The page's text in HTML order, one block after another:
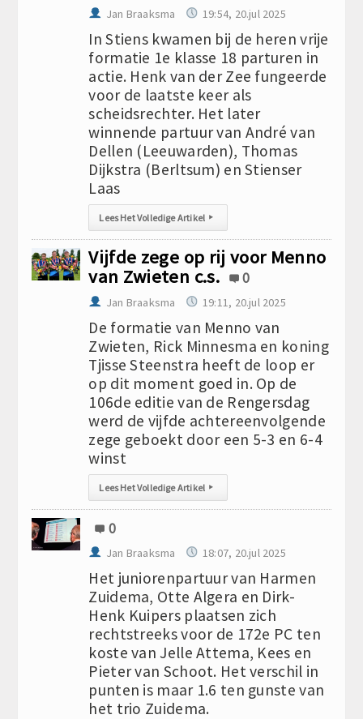
Jan Braaksma 19:54, 20.jul 2025
In Stiens kwamen bij de heren vrije
formatie 1e klasse 18 parturen in
actie. Henk van der Zee fungeerde
voor de laatste keer als
scheidsrechter. Het later
winnende partuur van André van
Dellen (Leeuwarden), Thomas
Dijkstra (Berltsum) en Stienser
Laas
Lees Het Volledige Artikel ▸
Vijfde zege op rij voor Menno
van Zwieten c.s.
0
Jan Braaksma 19:11, 20.jul 2025
De formatie van Menno van
Zwieten, Rick Minnesma en koning
Tjisse Steenstra heeft de loop er
op dit moment goed in. Op de
106de editie van de Rengersdag
werd de vijfde achtereenvolgende
zege geboekt door een 5-3 en 6-4
winst
Lees Het Volledige Artikel ▸
0
Jan Braaksma 18:07, 20.jul 2025
Het juniorenpartuur van Harmen
Zuidema, Otte Algera en Dirk-
Henk Kuipers plaatsen zich
rechtstreeks voor de 172e PC ten
koste van Jelle Attema, Kees en
Pieter van Schoot. Het verschil in
punten is maar 1.6 ten gunste van
het trio Zuidema.